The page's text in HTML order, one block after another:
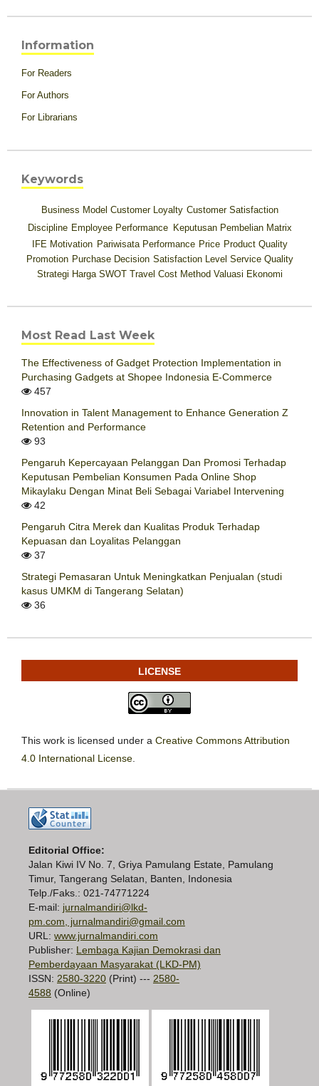
Information
For Readers
For Authors
For Librarians
Keywords
Business Model Customer Loyalty Customer Satisfaction
Discipline Employee Performance Keputusan Pembelian Matrix
IFE Motivation Pariwisata Performance Price Product Quality
Promotion Purchase Decision Satisfaction Level Service Quality
Strategi Harga SWOT Travel Cost Method Valuasi Ekonomi
Most Read Last Week
The Effectiveness of Gadget Protection Implementation in
Purchasing Gadgets at Shopee Indonesia E-Commerce
457
Innovation in Talent Management to Enhance Generation Z
Retention and Performance
93
Pengaruh Kepercayaan Pelanggan Dan Promosi Terhadap
Keputusan Pembelian Konsumen Pada Online Shop
Mikaylaku Dengan Minat Beli Sebagai Variabel Intervening
42
Pengaruh Citra Merek dan Kualitas Produk Terhadap
Kepuasan dan Loyalitas Pelanggan
37
Strategi Pemasaran Untuk Meningkatkan Penjualan (studi
kasus UMKM di Tangerang Selatan)
36
LICENSE
This work is licensed under a Creative Commons Attribution
4.0 International License
Editorial Office:
Jalan Kiwi IV No. 7, Griya Pamulang Estate, Pamulang
Timur, Tangerang Selatan, Banten, Indonesia
Telp./Faks.: 021-74771224
E-mail: jurnalmandiri@lkd-
pm.com, jurnalmandiri@gmail.com
URL: www.jurnalmandiri.com
Publisher: Lembaga Kajian Demokrasi dan
Pemberdayaan Masyarakat (LKD-PM)
ISSN: 2580-3220 (Print) --- 2580-
4588 (Online)